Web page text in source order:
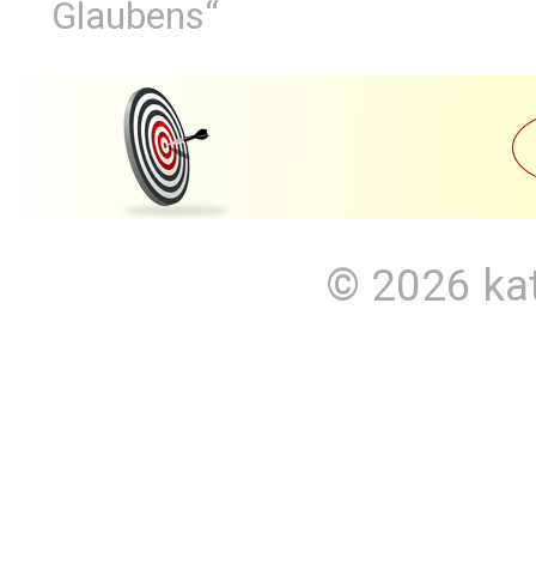
Glaubens“
© 2026